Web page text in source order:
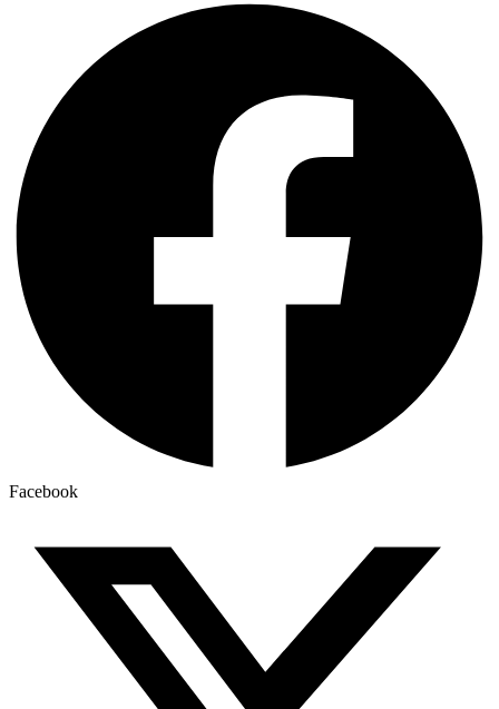
Facebook